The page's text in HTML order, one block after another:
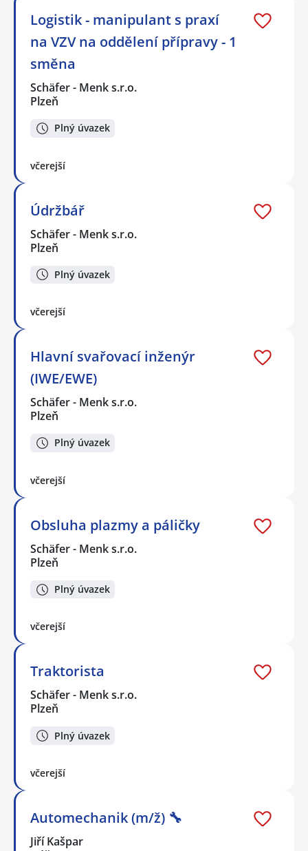
Logistik - manipulant s praxí
na VZV na oddělení přípravy - 1
směna
Schäfer - Menk s.r.o.
Plzeň
Plný úvazek
včerejší
Údržbář
Schäfer - Menk s.r.o.
Plzeň
Plný úvazek
včerejší
Hlavní svařovací inženýr
(IWE/EWE)
Schäfer - Menk s.r.o.
Plzeň
Plný úvazek
včerejší
Obsluha plazmy a páličky
Schäfer - Menk s.r.o.
Plzeň
Plný úvazek
včerejší
Traktorista
Schäfer - Menk s.r.o.
Plzeň
Plný úvazek
včerejší
Automechanik (m/ž) 🔧
Jiří Kašpar